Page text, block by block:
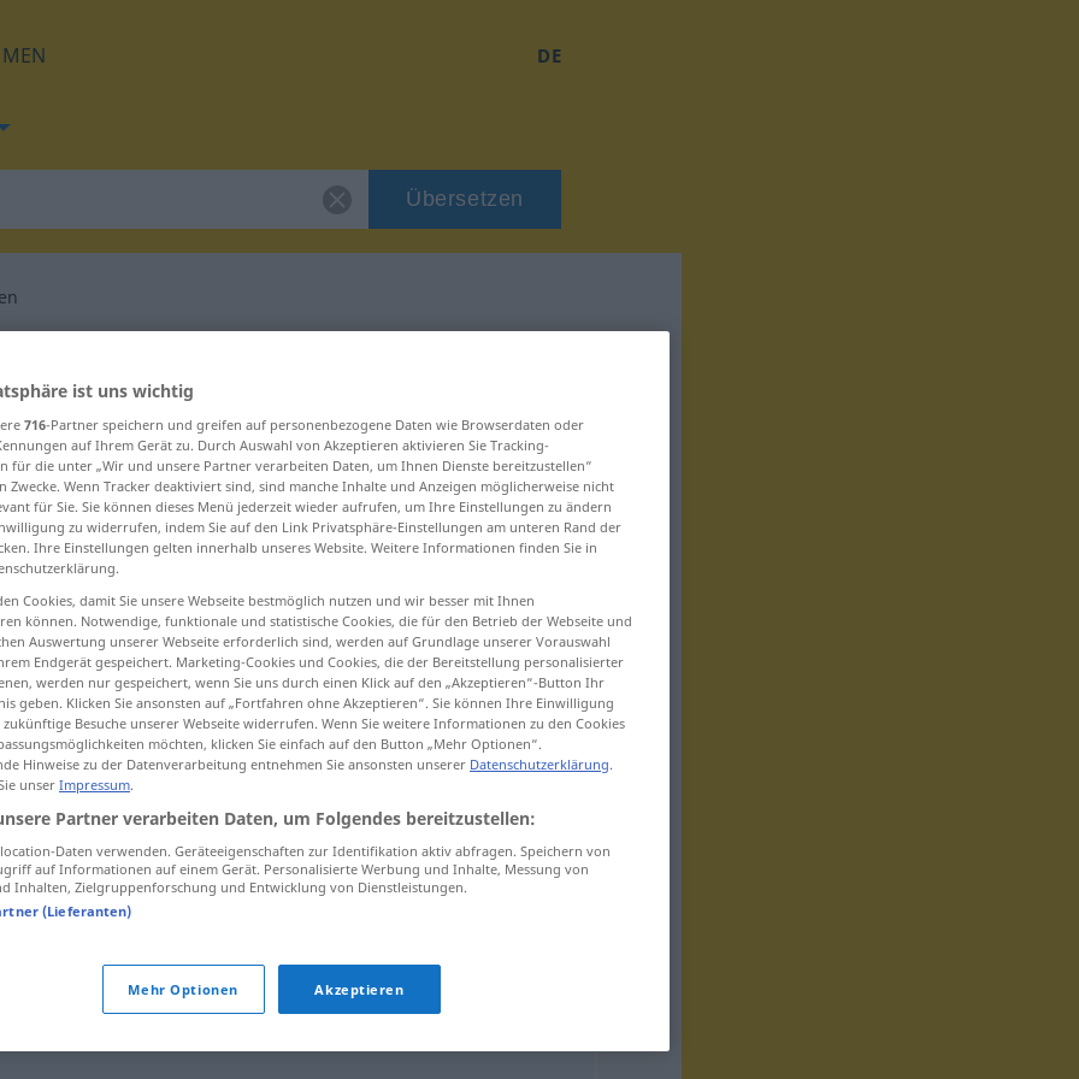
DE
Übersetzen
für "überwältigen"
sobrecoger
überwältigen Gegner
überwältigen(≈ beeindrucken) FIG
ist uns wichtig
716-Partner speichern und greifen auf personenbezogene Daten wie Browserdaten oder
auf Ihrem Gerät zu. Durch Auswahl von Akzeptieren aktivieren Sie Tracking-
für die unter „Wir und unsere Partner verarbeiten Daten, um Ihnen Dienste bereitzustellen“
Zwecke. Wenn Tracker deaktiviert sind, sind manche Inhalte und Anzeigen möglicherweise nicht
für Sie. Sie können dieses Menü jederzeit wieder aufrufen, um Ihre Einstellungen zu ändern
zu widerrufen, indem Sie auf den Link Privatsphäre-Einstellungen am unteren Rand der
Ihre Einstellungen gelten innerhalb unseres Website. Weitere Informationen finden Sie in
Cookies, damit Sie unsere Webseite bestmöglich nutzen und wir besser mit Ihnen
können. Notwendige, funktionale und statistische Cookies, die für den Betrieb der Webseite und
Auswertung unserer Webseite erforderlich sind, werden auf Grundlage unserer Vorauswahl
Endgerät gespeichert. Marketing-Cookies und Cookies, die der Bereitstellung personalisierter
werden nur gespeichert, wenn Sie uns durch einen Klick auf den „Akzeptieren“-Button Ihr
geben. Klicken Sie ansonsten auf „Fortfahren ohne Akzeptieren“. Sie können Ihre Einwilligung
Besuche unserer Webseite widerrufen. Wenn Sie weitere Informationen zu den Cookies
möchten, klicken Sie einfach auf den Button „Mehr Optionen“.
Hinweise zu der Datenverarbeitung entnehmen Sie ansonsten unserer Datenschutzerklärung.
unser Impressum.
Partner verarbeiten Daten, um Folgendes bereitzustellen:
Daten verwenden. Geräteeigenschaften zur Identifikation aktiv abfragen. Speichern von
auf Informationen auf einem Gerät. Personalisierte Werbung und Inhalte, Messung von
Inhalten, Zielgruppenforschung und Entwicklung von Dienstleistungen.
(Lieferanten)
Mehr Optionen Akzeptieren